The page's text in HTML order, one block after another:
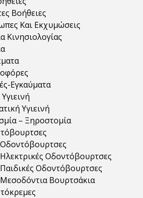
Βοήθειες
Και Εκχυμώσεις
Κινησιολογίας
Εγκαύματα
Υγιεινή
– Ξηροστομία
Οδοντόβουρτσες
Ηλεκτρικές Οδοντόβουρτσες
Παιδικές Οδοντόβουρτσες
Μεσοδόντια Βουρτσάκια